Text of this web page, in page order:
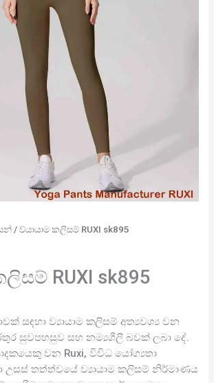
/ ව්යායාම කලිසම් RUXI sk895
RUXI sk895
සඳහා ව්‍යායාම කලිසම් අත්‍යවශ්‍ය වන
සුවපහසුව සහ නම්‍යශීලී බවක් ලබා දේ.
වන Ruxi, විවිධ යෝග්‍යතා
උසස් තත්ත්වයේ ව්‍යායාම කලිසම් නිර්මාණය